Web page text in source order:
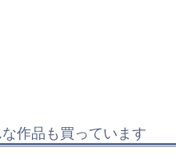
作品も買っています